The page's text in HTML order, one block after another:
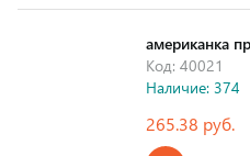
американка
Код: 40021
Наличие: 374
265.38 руб.